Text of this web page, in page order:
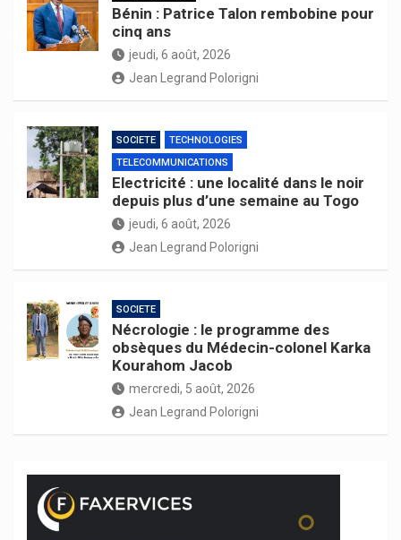
Bénin : Patrice Talon rembobine pour
cinq ans
jeudi, 6 août, 2026
Jean Legrand Polorigni
SOCIETE
TECHNOLOGIES
TELECOMMUNICATIONS
Electricité : une localité dans le noir
depuis plus d’une semaine au Togo
jeudi, 6 août, 2026
Jean Legrand Polorigni
SOCIETE
Nécrologie : le programme des
obsèques du Médecin-colonel Karka
Kourahom Jacob
mercredi, 5 août, 2026
Jean Legrand Polorigni